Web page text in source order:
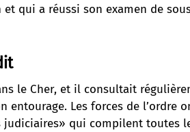
qui a réussi son examen de
le Cher, et il consultait
Les forces de l’ordre
judiciaires» qui compilent toutes